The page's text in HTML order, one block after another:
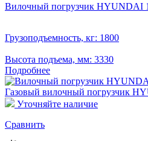
Вилочный погрузчик HYUNDAI
Грузоподъемность, кг: 1800
Высота подъема, мм: 3330
Подробнее
Газовый вилочный погрузчик
Уточняйте наличие
Сравнить